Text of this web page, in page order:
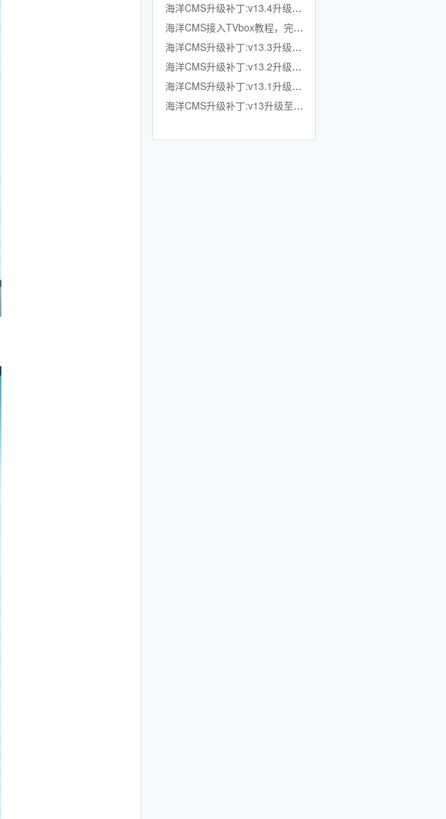
海洋CMS升级补丁:v13.4升级至v13.5
海洋CMS接入TVbox教程，完美适配TVbox，影视仓，OK影视等软件
海洋CMS升级补丁:v13.3升级至v13.4
海洋CMS升级补丁:v13.2升级至v13.3
海洋CMS升级补丁:v13.1升级至v13.2
海洋CMS升级补丁:v13升级至v13.1